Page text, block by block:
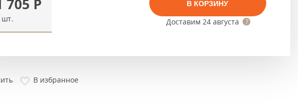
705 Р
шт.
В КОРЗИНУ
Доставим24 августа
В избранное